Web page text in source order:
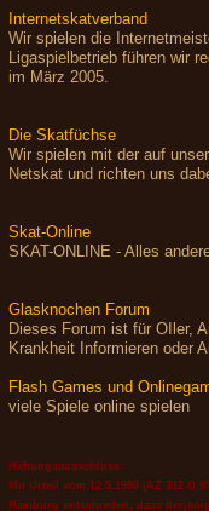
Internetskatverband
Wir spielen die
Ligaspielbetrieb führen wir
im März 2005.
Die Skatfüchse
Wir spielen mit der auf
Netskat und richten uns
Skat-Online
SKAT-ONLINE - Alles
Glasknochen Forum
Dieses Forum ist für OIler,
Krankheit Informieren oder
Flash Games und
viele Spiele online spielen
Haftungsausschluss:
Mit Urteil vom 12.5.1998 (AZ 312 O
Hamburg entschieden, dass